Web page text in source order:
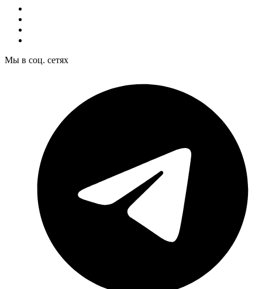
Мы в соц. сетях